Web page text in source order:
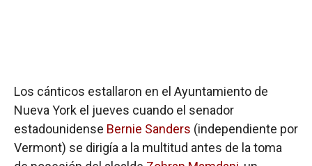
Los cánticos estallaron en el Ayuntamiento de
Nueva York el jueves cuando el senador
estadounidense Bernie Sanders (independiente por
Vermont) se dirigía a la multitud antes de la toma